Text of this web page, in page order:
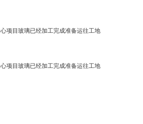
项目玻璃已经加工完成准备运往工地
项目玻璃已经加工完成准备运往工地